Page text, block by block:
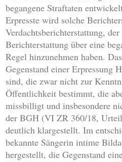
begangene Straftaten
Erpresste wird solche
Verdachtsberichterstattung,
Berichterstattung über eine
Regel hinzunehmen haben.
Gegenstand einer Erpressung
sind, die zwar nicht zur
Öffentlichkeit bestimmt, die
missbilligt und insbesondere
der BGH (VI ZR 360/18,
deutlich klargestellt. Im
bekannte Sängerin intime
hergestellt, die Gegenstand